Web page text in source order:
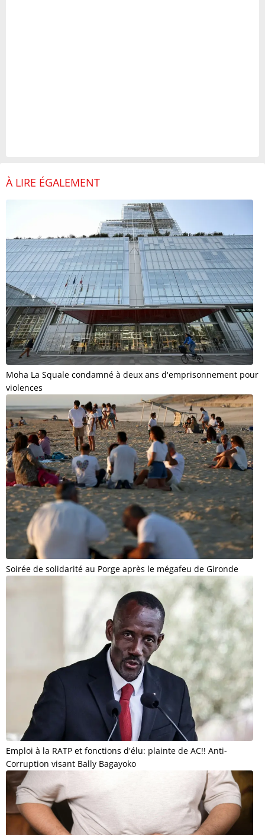
À LIRE ÉGALEMENT
Moha La Squale condamné à deux ans d'emprisonnement pour
violences
Soirée de solidarité au Porge après le mégafeu de Gironde
Emploi à la RATP et fonctions d'élu: plainte de AC!! Anti-
Corruption visant Bally Bagayoko